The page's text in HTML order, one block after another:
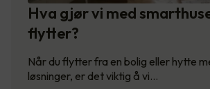
Hva gjør vi med
flytter?
Når du flytter fra en bolig eller hytte
løsninger, er det viktig å vi…